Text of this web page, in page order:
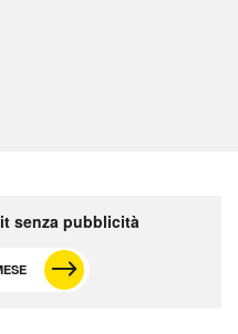
senza pubblicità